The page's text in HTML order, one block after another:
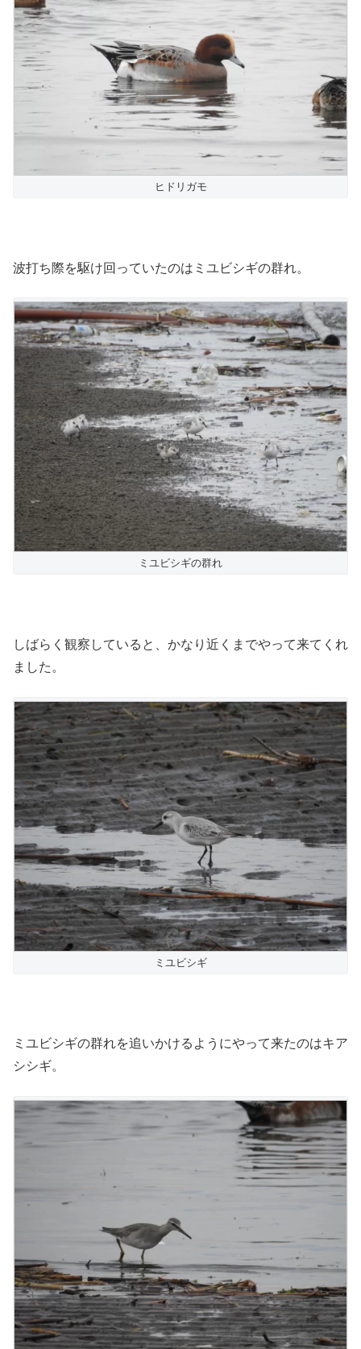
ヒドリガモ
波打ち際を駆け回っていたのはミユビシギの群れ。
ミユビシギの群れ
しばらく観察していると、かなり近くまでやって来てくれ
ました。
ミユビシギ
ミユビシギの群れを追いかけるようにやって来たのはキア
シシギ。